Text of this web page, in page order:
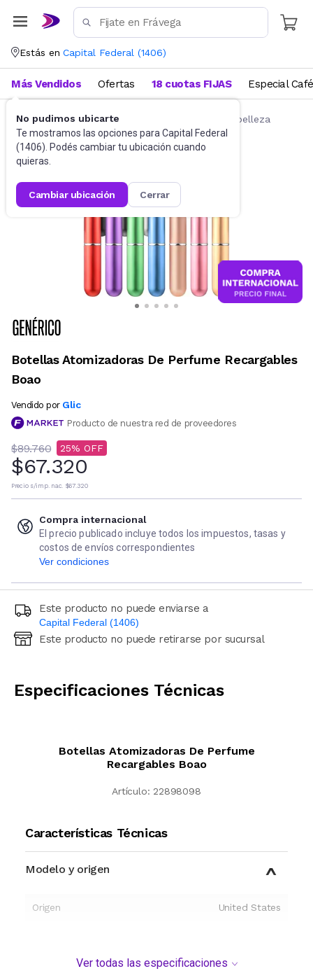
Estás en Capital Federal (1406)
No pudimos ubicarte
Te mostramos las opciones para Capital Federal
(1406). Podés cambiar tu ubicación cuando
quieras.
cambiar ubicación cerrar
Más Vendidos Ofertas 18 cuotas FIJAS Especial Café
Belleza y Cuidado Corporal Accesorios de belleza
Botellas Atomizadoras De Perfume Recargables
Boao
Vendido por Glic
Producto de nuestra red de proveedores
$89.760 25
$67.320
Precio s/imp. nac. $67.320
Compra internacional
El precio publicado incluye todos los impuestos, tasas y
costos de envíos correspondientes
Ver condiciones
Este producto no puede enviarse a
Capital Federal (1406)
Ingresá código postal (sólo números)
Este producto no puede retirarse por sucursal
Especificaciones Técnicas
Botellas Atomizadoras De Perfume
Recargables Boao
Artículo: 22898098
Características Técnicas
Modelo y origen
Origen United States
Ver todas las especificaciones